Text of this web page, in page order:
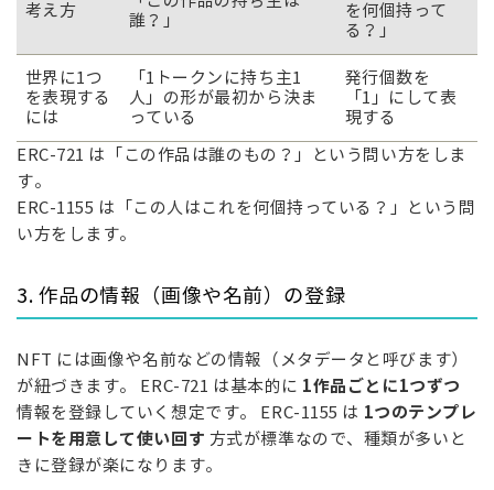
考え方
誰？」
を何個持って
る？」
世界に1つ
を表現する
には
「1トークンに持ち主1
人」の形が最初から決ま
っている
発行個数を
「1」にして表
現する
ERC-721 は「この作品は誰のもの？」という問い方をしま
す。
ERC-1155 は「この人はこれを何個持っている？」という問
い方をします。
3. 作品の情報（画像や名前）の登録
NFT には画像や名前などの情報（メタデータと呼びます）
が紐づきます。 ERC-721 は基本的に 1作品ごとに1つずつ
情報を登録していく想定です。 ERC-1155 は 1つのテンプレ
ートを用意して使い回す 方式が標準なので、種類が多いと
きに登録が楽になります。